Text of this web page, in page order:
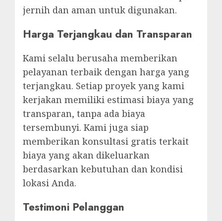
jernih dan aman untuk digunakan.
Harga Terjangkau dan Transparan
Kami selalu berusaha memberikan
pelayanan terbaik dengan harga yang
terjangkau. Setiap proyek yang kami
kerjakan memiliki estimasi biaya yang
transparan, tanpa ada biaya
tersembunyi. Kami juga siap
memberikan konsultasi gratis terkait
biaya yang akan dikeluarkan
berdasarkan kebutuhan dan kondisi
lokasi Anda.
Testimoni Pelanggan